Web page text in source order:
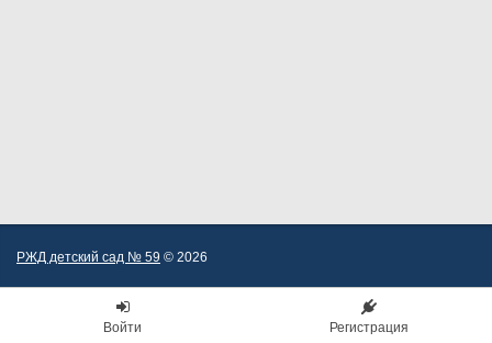
РЖД детский сад № 59 © 2026
Войти Регистрация